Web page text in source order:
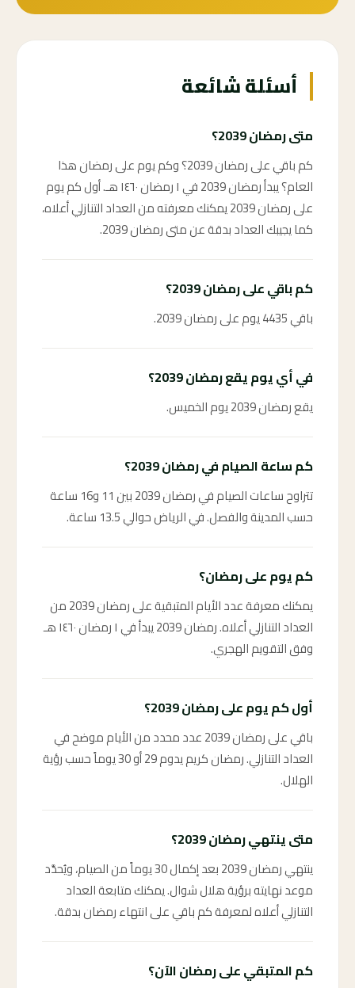
أسئلة شائعة
متى رمضان 2039؟
كم باقي على رمضان 2039؟ وكم يوم على رمضان هذا
العام؟ يبدأ رمضان 2039 في ١ رمضان ١٤٦٠ هـ. أول كم يوم
على رمضان 2039 يمكنك معرفته من العداد التنازلي أعلاه،
كما يجيبك العداد بدقة عن متى رمضان 2039.
كم باقي على رمضان 2039؟
باقي 4435 يوم على رمضان 2039.
في أي يوم يقع رمضان 2039؟
يقع رمضان 2039 يوم الخميس.
كم ساعة الصيام في رمضان 2039؟
تتراوح ساعات الصيام في رمضان 2039 بين 11 و16 ساعة
حسب المدينة والفصل. في الرياض حوالي 13.5 ساعة.
كم يوم على رمضان؟
يمكنك معرفة عدد الأيام المتبقية على رمضان 2039 من
العداد التنازلي أعلاه. رمضان 2039 يبدأ في ١ رمضان ١٤٦٠ هـ
وفق التقويم الهجري.
أول كم يوم على رمضان 2039؟
باقي على رمضان 2039 عدد محدد من الأيام موضح في
العداد التنازلي. رمضان كريم يدوم 29 أو 30 يوماً حسب رؤية
الهلال.
متى ينتهي رمضان 2039؟
ينتهي رمضان 2039 بعد إكمال 30 يوماً من الصيام، ويُحدَّد
موعد نهايته برؤية هلال شوال. يمكنك متابعة العداد
التنازلي أعلاه لمعرفة كم باقي على انتهاء رمضان بدقة.
كم المتبقي على رمضان الآن؟